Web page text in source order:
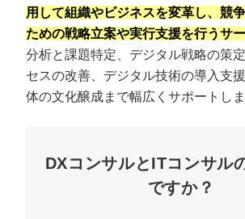
用して組織やビジネスを変革し、競
ための戦略立案や実行支援を行うサ
分析と課題特定、デジタル戦略の策
セスの改善、デジタル技術の導入支
体の文化醸成まで幅広くサポートしま
DXコンサルとITコンサル
ですか？